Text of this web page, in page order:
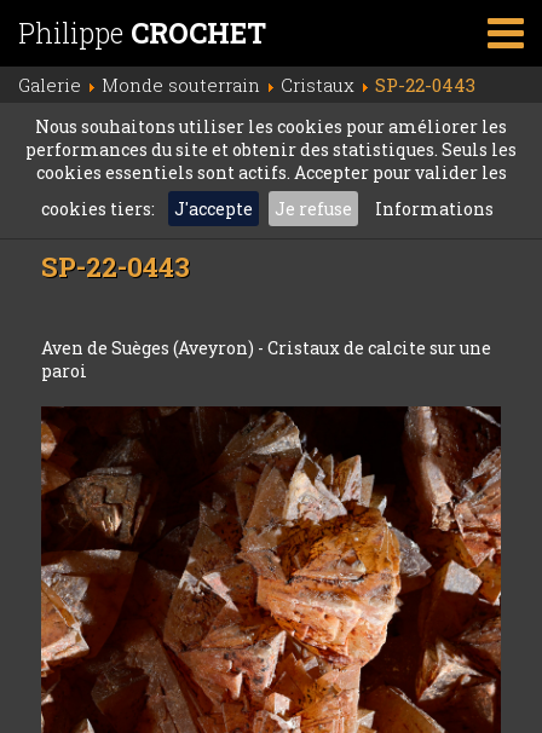
Philippe CROCHET
Galerie Monde souterrain Cristaux SP-22-0443
Nous souhaitons utiliser les cookies pour améliorer les
performances du site et obtenir des statistiques. Seuls les
cookies essentiels sont actifs. Accepter pour valider les
cookies tiers:
J'accepte Je refuse Informations
SP-22-0443
Aven de Suèges (Aveyron) - Cristaux de calcite sur une
paroi